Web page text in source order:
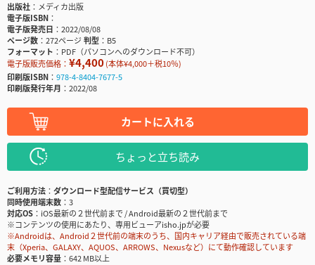
出版社
メディカ出版
電子版ISBN
電子版発売日
2022/08/08
ページ数
272ページ判型
B5
フォーマット
PDF（パソコンへのダウンロード不可）
電子版販売価格： ¥4,400(本体¥4,000＋税10％)
印刷版ISBN
978-4-8404-7677-5
印刷版発行年月
2022/08
カートに入れる
ちょっと立ち読み
ご利用方法
ダウンロード型配信サービス（買切型）
同時使用端末数
3
対応OS
iOS最新の２世代前まで / Android最新の２世代前まで
※コンテンツの使用にあたり、専用ビューアisho.jpが必要
※Androidは、Android２世代前の端末のうち、国内キャリア経由で販売されている端
末（Xperia、GALAXY、AQUOS、ARROWS、Nexusなど）にて動作確認しています
必要メモリ容量
642 MB以上